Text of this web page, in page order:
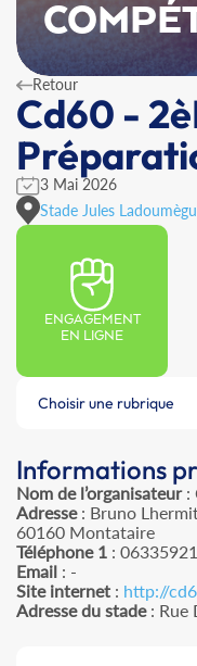
Retour
Cd60 -
3 Mai 2026
Stade Jules
ENGAGEMENT
EN LIGNE
Choisir une rubrique
Informations
Nom de l’organisateur:
Adresse: Bruno
60160 Montataire
Téléphone 1 :
Email : -
Site internet : http://
Adresse du stade: Rue